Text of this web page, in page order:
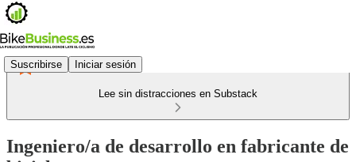
Suscribirse Iniciar sesión
Lee sin distracciones en Substack
Ingeniero/a de desarrollo en fabricante de